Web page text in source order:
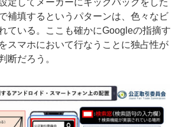
補填するというパターンは、色々なビ
ている。ここも確かにGoogleの指摘す
スマホにおいて行なうことに独占性が
だろう。